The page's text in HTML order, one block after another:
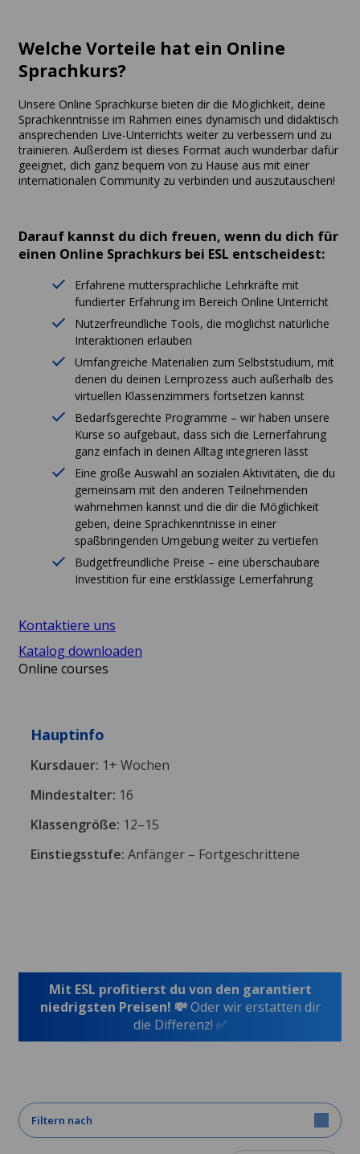
Hauptinfo
Kursdauer: 1+ Wochen
Mindestalter: 16
Klassengröße: 12–15
Einstiegsstufe: Anfänger – Fortgeschrittene
Welche Vorteile hat ein Online
Sprachkurs?
Unsere Online Sprachkurse bieten dir die Möglichkeit, deine
Sprachkenntnisse im Rahmen eines dynamisch und didaktisch
ansprechenden Live-Unterrichts weiter zu verbessern und zu
trainieren. Außerdem ist dieses Format auch wunderbar dafür
geeignet, dich ganz bequem von zu Hause aus mit einer
internationalen Community zu verbinden und auszutauschen!
Darauf kannst du dich freuen, wenn du dich für
einen Online Sprachkurs bei ESL entscheidest:
Erfahrene muttersprachliche Lehrkräfte mit
fundierter Erfahrung im Bereich Online Unterricht
Nutzerfreundliche Tools, die möglichst natürliche
Interaktionen erlauben
Umfangreiche Materialien zum Selbststudium, mit
denen du deinen Lernprozess auch außerhalb des
virtuellen Klassenzimmers fortsetzen kannst
Bedarfsgerechte Programme – wir haben unsere
Kurse so aufgebaut, dass sich die Lernerfahrung
ganz einfach in deinen Alltag integrieren lässt
Eine große Auswahl an sozialen Aktivitäten, die du
gemeinsam mit den anderen Teilnehmenden
wahrnehmen kannst und die dir die Möglichkeit
geben, deine Sprachkenntnisse in einer
spaßbringenden Umgebung weiter zu vertiefen
Budgetfreundliche Preise – eine überschaubare
Investition für eine erstklassige Lernerfahrung
Kontaktiere uns
Katalog downloaden
Online courses
Mit ESL profitierst du von den garantiert
niedrigsten Preisen! 💸Oder wir erstatten dir
die Differenz! ✅
Filtern nach